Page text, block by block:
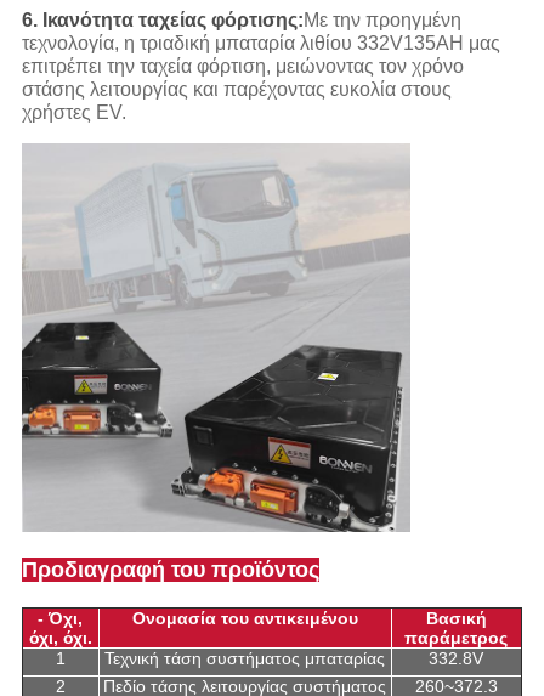
6. Ικανότητα ταχείας φόρτισης:Με την προηγμένη
τεχνολογία, η τριαδική μπαταρία λιθίου 332V135AH μας
επιτρέπει την ταχεία φόρτιση, μειώνοντας τον χρόνο
στάσης λειτουργίας και παρέχοντας ευκολία στους
χρήστες EV.
Προδιαγραφή του προϊόντος
- Όχι,
όχι, όχι.
Ονομασία του αντικειμένου
Βασική
παράμετρος
1
Τεχνική τάση συστήματος μπαταρίας
332.8V
2
Πεδίο τάσης λειτουργίας συστήματος 260~372.3